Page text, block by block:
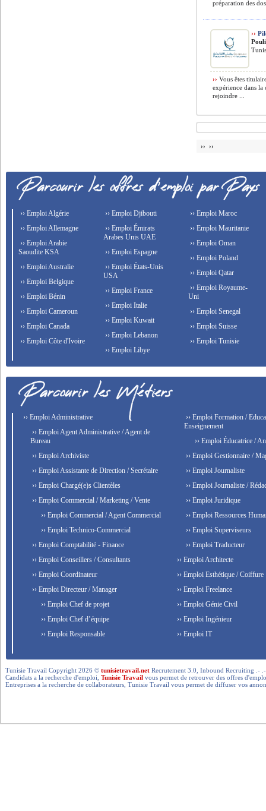
préparation des
››
›› Vous êtes
expérience dans la
rejoindre ...
›› ››
›› Emploi Algérie
›› Emploi Allemagne
›› Emploi Arabie
Saoudite KSA
›› Emploi Australie
›› Emploi Belgique
›› Emploi Bénin
›› Emploi Cameroun
›› Emploi Canada
›› Emploi Côte d'Ivoire
›› Emploi Djibouti
›› Emploi Émirats
Arabes Unis UAE
›› Emploi Espagne
›› Emploi États-Unis
USA
›› Emploi France
›› Emploi Italie
›› Emploi Kuwait
›› Emploi Lebanon
›› Emploi Libye
›› Emploi Maroc
›› Emploi Mauritanie
›› Emploi Oman
›› Emploi Poland
›› Emploi Qatar
›› Emploi Royaume-
Uni
›› Emploi Senegal
›› Emploi Suisse
›› Emploi Tunisie
›› Emploi Administrative
›› Emploi Agent Administrative / Agent de
Bureau
›› Emploi Archiviste
›› Emploi Assistante de Direction / Secrétaire
›› Emploi Chargé(e)s Clientèles
›› Emploi Commercial / Marketing / Vente
›› Emploi Commercial / Agent Commercial
›› Emploi Technico-Commercial
›› Emploi Comptabilité - Finance
›› Emploi Conseillers / Consultants
›› Emploi Coordinateur
›› Emploi Directeur / Manager
›› Emploi Chef de projet
›› Emploi Chef d’équipe
›› Emploi Responsable
›› Emploi Formation /
Enseignement
›› Emploi Éducatrice /
›› Emploi Gestionnaire /
›› Emploi Journaliste
›› Emploi Journaliste /
›› Emploi Juridique
›› Emploi Ressources
›› Emploi Superviseurs
›› Emploi Traducteur
›› Emploi Architecte
›› Emploi Esthétique / Coiffure
›› Emploi Freelance
›› Emploi Génie Civil
›› Emploi Ingénieur
›› Emploi IT
Tunisie Travail Copyright 2026 ©tunisietravail.net Recrutement 3.0, Inbound Recruiting .-
Candidats a la recherche d'emploi,Tunisie Travail vous permet de retrouver des offres
Entreprises a la recherche de collaborateurs, Tunisie Travail vous permet de diffuser vos